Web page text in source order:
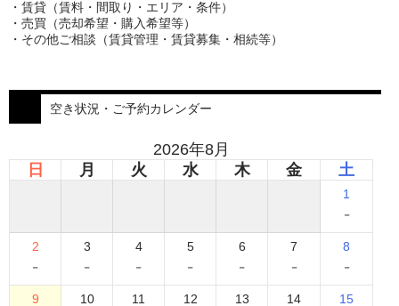
・賃貸（賃料・間取り・エリア・条件）
・売買（売却希望・購入希望等）
・その他ご相談（賃貸管理・賃貸募集・相続等）
空き状況・ご予約カレンダー
2026年8月
日
月 火 水 木 金 土
1
-
2
-
3
-
4
-
5
-
6
-
7
-
8
-
9 10 11 12 13 14 15